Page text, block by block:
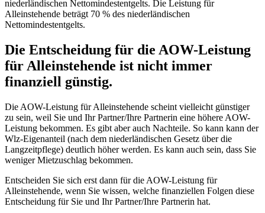
niederländischen Nettomindestentgelts. Die Leistung für
Alleinstehende beträgt 70 % des niederländischen
Nettomindestentgelts.
Die Entscheidung für die AOW-Leistung
für Alleinstehende ist nicht immer
finanziell günstig.
Die AOW-Leistung für Alleinstehende scheint vielleicht günstiger
zu sein, weil Sie und Ihr Partner/Ihre Partnerin eine höhere AOW-
Leistung bekommen. Es gibt aber auch Nachteile. So kann kann der
Wlz-Eigenanteil (nach dem niederländischen Gesetz über die
Langzeitpflege) deutlich höher werden. Es kann auch sein, dass Sie
weniger Mietzuschlag bekommen.
Entscheiden Sie sich erst dann für die AOW-Leistung für
Alleinstehende, wenn Sie wissen, welche finanziellen Folgen diese
Entscheidung für Sie und Ihr Partner/Ihre Partnerin hat.